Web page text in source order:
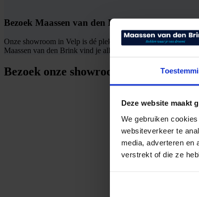
Deze website maakt
We gebruiken
websiteverkeer te
media, adverteren en
verstrekt of die ze
Bezoek Maassen van den Brink voor jouw
Onze showroom in Velp is dé plek om jouw ideale bed te
Maassen van den Brink vind je alles voor een goede nachtrust.
Bezoek onze showroom!